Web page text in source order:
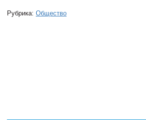
Рубрика: Общество